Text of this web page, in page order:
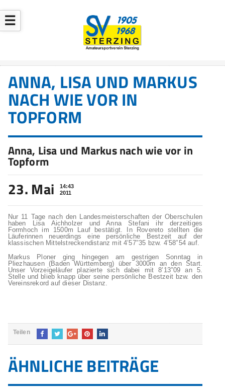
☰
ANNA, LISA UND MARKUS
NACH WIE VOR IN
TOPFORM
Anna, Lisa und Markus nach wie vor in
Topform
23. Mai
14:43
2011
Nur 11 Tage nach den Landesmeisterschaften der Oberschulen
haben Lisa Aichholzer und Anna Stefani ihr derzeitiges
Formhoch im 1500m Lauf bestätigt. In Rovereto stellten die
Läuferinnen neuerdings eine persönliche Bestzeit auf der
klassischen Mittelstreckendistanz mit 4’57″35 bzw. 4’58″54 auf.
Markus Ploner ging hingegen am gestrigen Sonntag in
Pliezhausen (Baden Württemberg) über 3000m an den Start.
Unser Vorzeigeläufer plazierte sich dabei mit 8’13″09 an 5.
Stelle und blieb knapp über seine persönliche Bestzeit bzw. den
Vereinsrekord auf dieser Distanz.
Teilen
ÄHNLICHE BEITRÄGE